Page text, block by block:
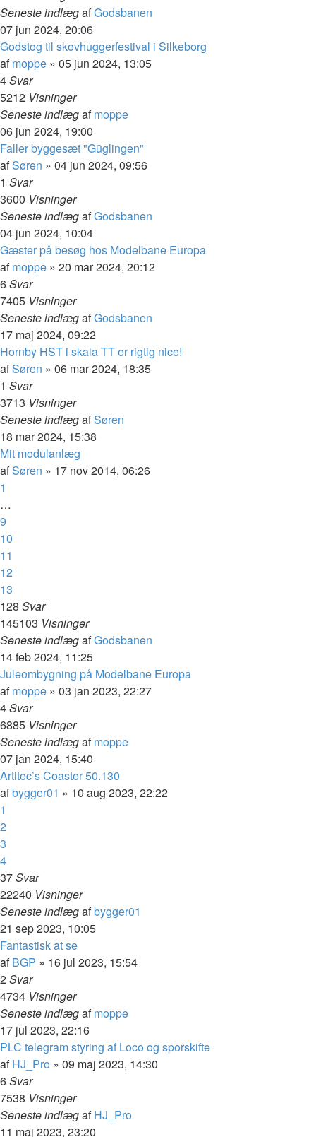
Seneste indlægafGodsbanen
07 jun 2024, 20:06
Godstog til skovhuggerfestival i Silkeborg
afmoppe » 05 jun 2024, 13:05
4Svar
5212 Visninger
Seneste indlægafmoppe
06 jun 2024, 19:00
Faller byggesæt "Güglingen"
afSøren » 04 jun 2024, 09:56
1 Svar
3600 Visninger
Seneste indlægafGodsbanen
04 jun 2024, 10:04
Gæster på besøg hos Modelbane Europa
afmoppe » 20 mar 2024, 20:12
6Svar
7405 Visninger
Seneste indlægafGodsbanen
17 maj 2024, 09:22
Hornby HST i skala TT er rigtig nice!
afSøren » 06 mar 2024, 18:35
1 Svar
3713 Visninger
Seneste indlægafSøren
18 mar 2024, 15:38
Mit modulanlæg
afSøren » 17 nov 2014, 06:26
1
…
9
10
11
12
13
128 Svar
145103 Visninger
Seneste indlægafGodsbanen
14 feb 2024, 11:25
Juleombygning på Modelbane Europa
afmoppe » 03 jan 2023, 22:27
4Svar
6885 Visninger
Seneste indlægafmoppe
07 jan 2024, 15:40
Artitec’s Coaster 50.130
afbygger01 » 10 aug 2023, 22:22
1
2
3
4
37Svar
22240 Visninger
Seneste indlægafbygger01
21 sep 2023, 10:05
Fantastisk at se
afBGP » 16 jul 2023, 15:54
2Svar
4734 Visninger
Seneste indlægafmoppe
17 jul 2023, 22:16
PLC telegram styring af Loco og sporskifte
afHJ_Pro » 09 maj 2023, 14:30
6Svar
7538 Visninger
Seneste indlægafHJ_Pro
11 maj 2023, 23:20